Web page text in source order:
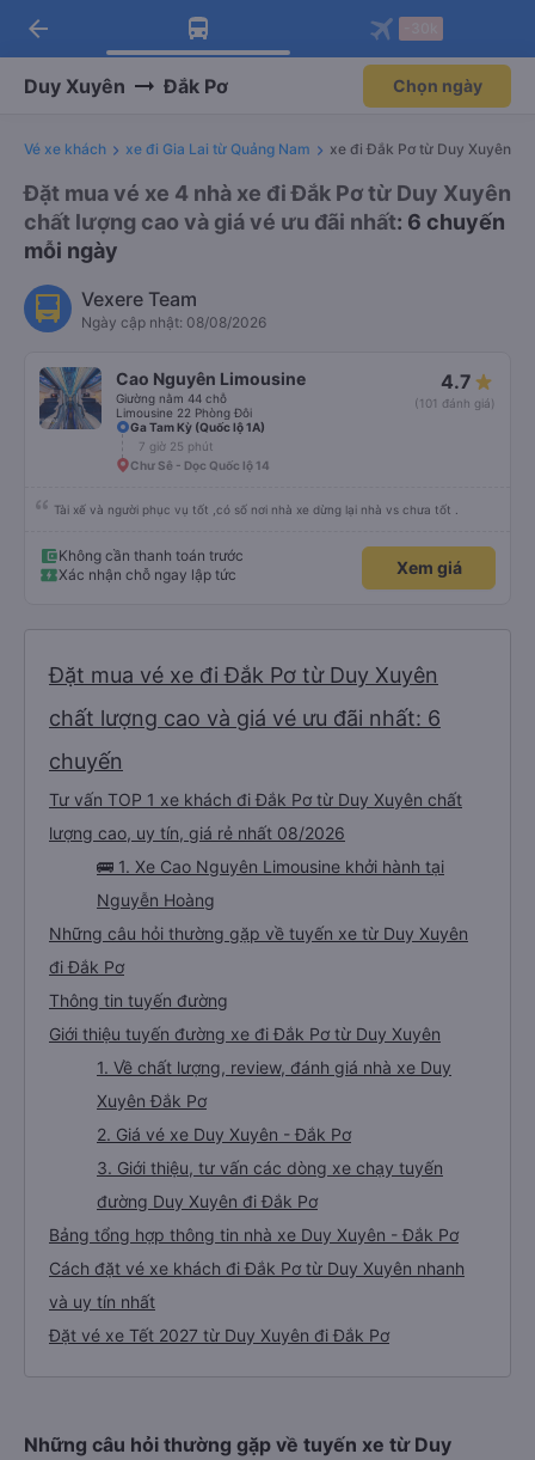
Tải app Vexere ngay!
Nhận ưu đãi thành viên độc
Mở app
Tải app Vexere
-30k/ghế khi đặt vé máy bay qua
Mở app
arrow_back
Duy Xuyên Đắk Pơ Chọn ngày
Vé xe khách xe đi Gia Lai từ Quảng Nam xe đi Đắk Pơ từ Duy Xuyên
Đặt mua vé xe 4 nhà xe đi Đắk Pơ từ Duy Xuyên
chất lượng cao và giá vé ưu đãi nhất: 6 chuyến
mỗi ngày
Vexere Team
Ngày cập nhật: 08/08/2026
Cao Nguyên Limousine
Giường nằm 44 chỗ
Limousine 22 Phòng Đôi
4.7
(101 đánh giá)
Ga Tam Kỳ (Quốc lộ 1A)
7 giờ 25 phút
Chư Sê - Dọc Quốc lộ 14
Tài xế và người phục vụ tốt ,có số nơi nhà xe dừng lại nhà vs chưa tốt .
Không cần thanh toán trước
Xác nhận chỗ ngay lập tức
Xem giá
Đặt mua vé xe đi Đắk Pơ từ Duy Xuyên
chất lượng cao và giá vé ưu đãi nhất: 6
chuyến
Tư vấn TOP 1 xe khách đi Đắk Pơ từ Duy Xuyên chất
lượng cao, uy tín, giá rẻ nhất 08/2026
🚌 1. Xe Cao Nguyên Limousine khởi hành tại
Nguyễn Hoàng
Những câu hỏi thường gặp về tuyến xe từ Duy Xuyên
đi Đắk Pơ
Thông tin tuyến đường
Giới thiệu tuyến đường xe đi Đắk Pơ từ Duy Xuyên
1. Về chất lượng, review, đánh giá nhà xe Duy
Xuyên Đắk Pơ
2. Giá vé xe Duy Xuyên - Đắk Pơ
3. Giới thiệu, tư vấn các dòng xe chạy tuyến
đường Duy Xuyên đi Đắk Pơ
Bảng tổng hợp thông tin nhà xe Duy Xuyên - Đắk Pơ
Cách đặt vé xe khách đi Đắk Pơ từ Duy Xuyên nhanh
và uy tín nhất
Đặt vé xe Tết 2027 từ Duy Xuyên đi Đắk Pơ
Những câu hỏi thường gặp về tuyến xe từ Duy